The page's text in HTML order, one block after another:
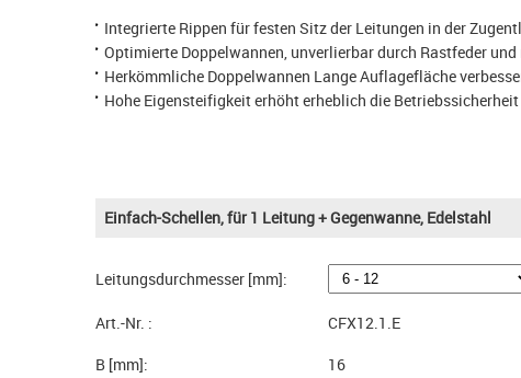
Integrierte Rippen für festen Sitz der Leitungen in der
Optimierte Doppelwannen, unverlierbar durch Rastfeder
Herkömmliche Doppelwannen Lange Auflagefläche
Hohe Eigensteifigkeit erhöht erheblich die
Einfach-Schellen, für 1 Leitung + Gegenwanne, Edelstahl
Leitungsdurchmesser [mm]:
Art.-Nr. :
CFX12.1.E
B [mm]:
16